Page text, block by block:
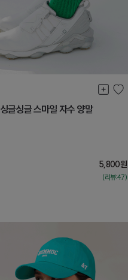
싱글싱글 스마일 자수 양말
5,800원
(리뷰:47)